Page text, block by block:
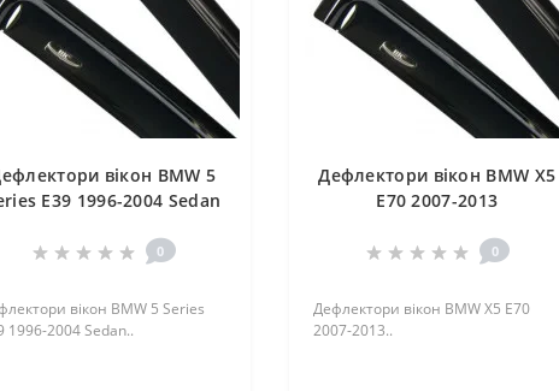
вікон BMW 5
Е39 1996-2004 Sedan
0
вікон BMW 5 Series
1996-2004 Sedan..
Дефлектори вікон BMW X5
E70 2007-2013
0
Дефлектори вікон BMW X5 E70
2007-2013..